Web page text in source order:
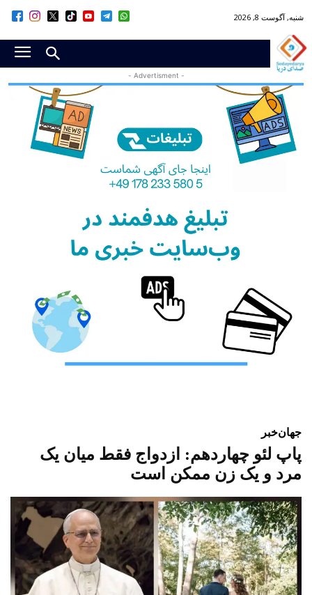
شنبه, آگوست 8, 2026
- Advertisment -
جهانخبر
پاپ لئو چهاردهم: ازدواج فقط میان یک
مرد و یک زن ممکن است